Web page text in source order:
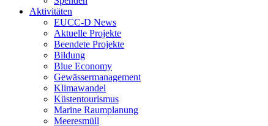
Aktivitäten
EUCC-D News
Aktuelle Projekte
Beendete Projekte
Bildung
Blue Economy
Gewässermanagement
Klimawandel
Küstentourismus
Marine Raumplanung
Meeresmüll